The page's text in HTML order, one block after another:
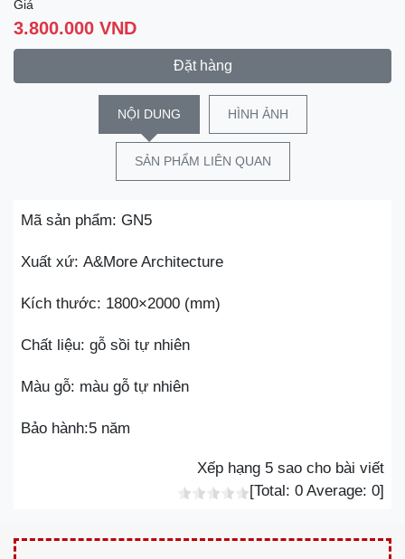
Giá
3.800.000 VND
Đặt hàng
NỘI DUNG HÌNH ẢNH
SẢN PHẨM LIÊN QUAN
Mã sản phẩm: GN5
Xuất xứ: A&More Architecture
Kích thước: 1800×2000 (mm)
Chất liệu: gỗ sồi tự nhiên
Màu gỗ: màu gỗ tự nhiên
Bảo hành:5 năm
Xếp hạng 5 sao cho bài viết
[Total: 0 Average: 0]